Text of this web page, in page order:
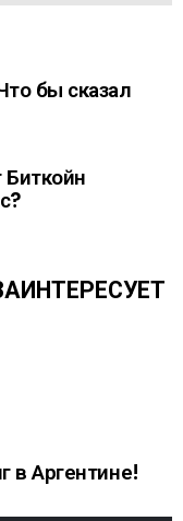
бы сказал
в Аргентине!